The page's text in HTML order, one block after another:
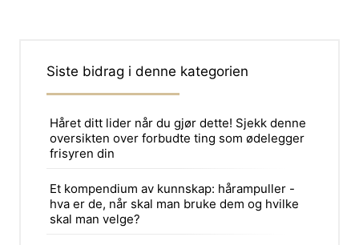
Siste bidrag i denne kategorien
Håret ditt lider når du gjør dette! Sjekk denne
oversikten over forbudte ting som ødelegger
frisyren din
Et kompendium av kunnskap: hårampuller -
hva er de, når skal man bruke dem og hvilke
skal man velge?